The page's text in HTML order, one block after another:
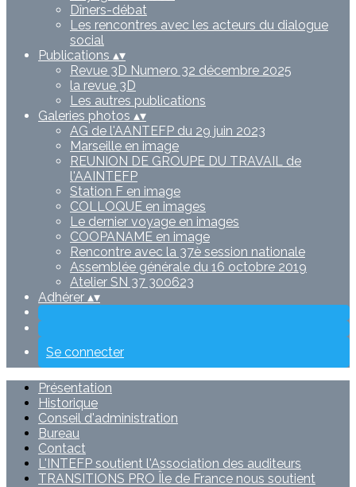
Dîners-débat
Les rencontres avec les acteurs du dialogue
social
Publications ▴▾
Revue 3D Numero 32 décembre 2025
la revue 3D
Les autres publications
Galeries photos ▴▾
AG de l'AANTEFP du 29 juin 2023
Marseille en image
REUNION DE GROUPE DU TRAVAIL de
l'AAINTEFP
Station F en image
COLLOQUE en images
Le dernier voyage en images
COOPANAME en image
Rencontre avec la 37è session nationale
Assemblée générale du 16 octobre 2019
Atelier SN 37 300623
Adhérer ▴▾
Se connecter
Présentation
Historique
Conseil d'administration
Bureau
Contact
L'INTEFP soutient l'Association des auditeurs
TRANSITIONS PRO Île de France nous soutient